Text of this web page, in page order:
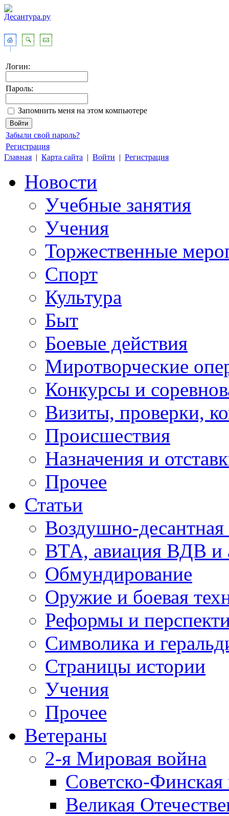
Логин:
Пароль:
Запомнить меня на этом компьютере
Забыли свой пароль?
Регистрация
Главная | Карта сайта | Войти | Регистрация
Новости
Учебные занятия
Учения
Торжественные
Спорт
Культура
Быт
Боевые действия
Миротворческие
Конкурсы и
Визиты, проверки,
Происшествия
Назначения и
Прочее
Статьи
Воздушно-десантная
ВТА, авиация ВДВ и
Обмундирование
Оружие и боевая
Реформы и
Символика и
Страницы истории
Учения
Прочее
Ветераны
2-я Мировая война
Советско-
Великая